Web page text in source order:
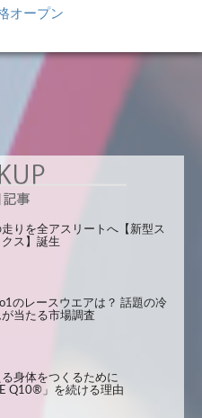
オープン
りを全アスリートへ【新型ス
ス】誕生
のレースウエアは？ 話題の冷
当たる市場調査
身体をつくるために
Q10®」を続ける理由